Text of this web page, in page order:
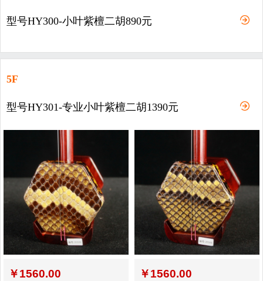
型号HY300-小叶紫檀二胡890元
5F
型号HY301-专业小叶紫檀二胡1390元
￥1560.00 ￥1560.00